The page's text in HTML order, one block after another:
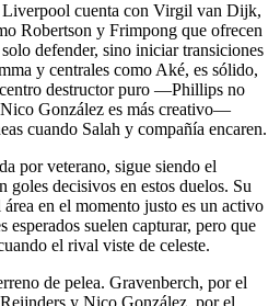
cuenta con Virgil van Dijk,
Robertson y Frimpong que ofrecen
defender, sino iniciar transiciones
y centrales como Aké, es sólido,
destructor puro —Phillips no
González es más creativo—
cuando Salah y compañía encaren.
por veterano, sigue siendo el
goles decisivos en estos duelos. Su
en el momento justo es un activo
esperados suelen capturar, pero que
el rival viste de celeste.
de pelea. Gravenberch, por el
y Nico González, por el